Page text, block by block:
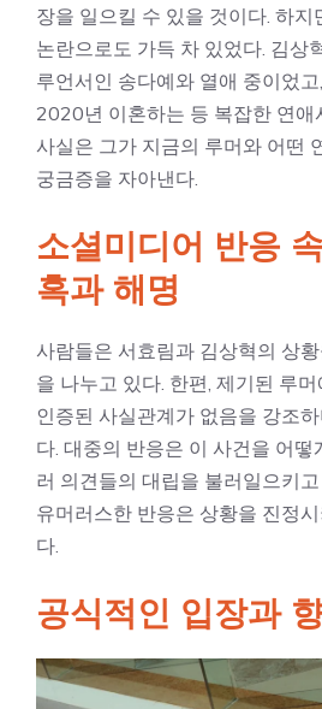
장을 일으킬 수 있을 것이다. 하지
논란으로도 가득 차 있었다. 김상
루언서인 송다예와 열애 중이었
2020년 이혼하는 등 복잡한 연애
사실은 그가 지금의 루머와 어떤
궁금증을 자아낸다.
소셜미디어 반응
혹과 해명
사람들은 서효림과 김상혁의 상
을 나누고 있다. 한편, 제기된 루
인증된 사실관계가 없음을 강조
다. 대중의 반응은 이 사건을 어떻
러 의견들의 대립을 불러일으키
유머러스한 반응은 상황을 진정
다.
공식적인 입장과